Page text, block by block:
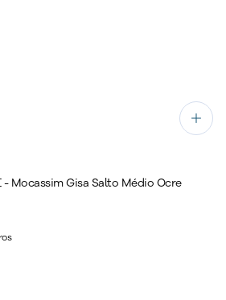
- Mocassim Gisa Salto Médio Ocre